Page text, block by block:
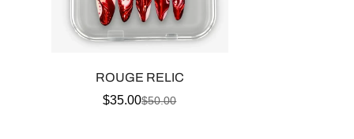
ROUGE RELIC
Prix
$35.00Prix
$50.00